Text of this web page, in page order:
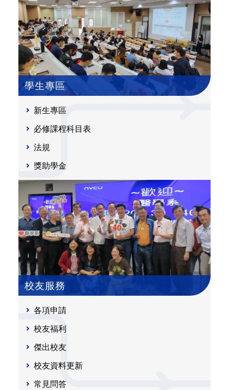
學生專區
新生專區
必修課程科目表
法規
獎助學金
校友服務
各項申請
校友福利
傑出校友
校友資料更新
常見問答